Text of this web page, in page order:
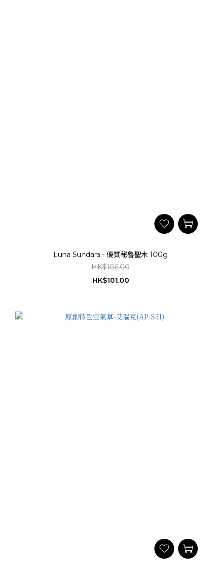
Luna Sundara - 優質秘魯聖木 100g
HK$106.00
HK$101.00